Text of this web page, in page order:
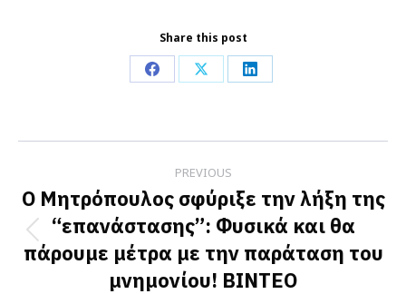
Share this post
Share
Facebook
Share
X
Share
LinkedIn
navigation
PREVIOUS
Previous
post:
Ο Μητρόπουλος σφύριξε την λήξη της
“επανάστασης”: Φυσικά και θα
πάρουμε μέτρα με την παράταση του
μνημονίου! ΒΙΝΤΕΟ